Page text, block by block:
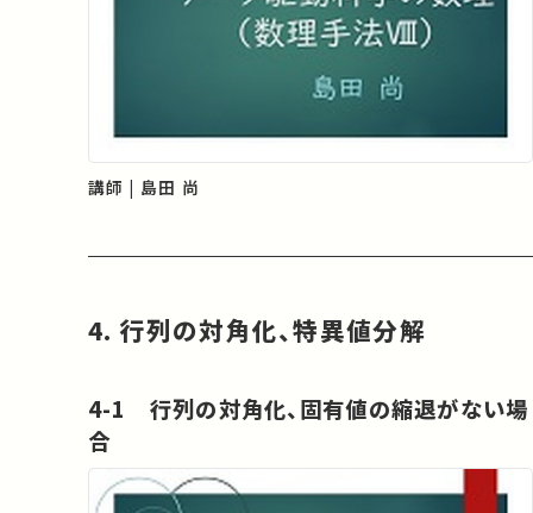
講師 | 島田 尚
4. 行列の対角化、特異値分解
4-1 行列の対角化、固有値の縮退がない場
合